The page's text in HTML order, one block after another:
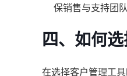
保销售与支持团
四、如何
在选择客户管理工